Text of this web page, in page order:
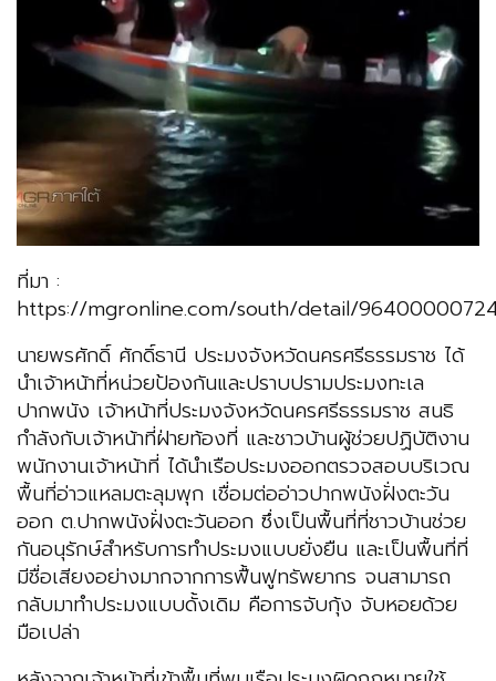
ที่มา :
https://mgronline.com/south/detail/
นายพรศักดิ์ ศักดิ์ธานี ประมงจังหวัดนครศรีธรรมราช ได้
นำเจ้าหน้าที่หน่วยป้องกันและปราบปรามประมงทะเล
ปากพนัง เจ้าหน้าที่ประมงจังหวัดนครศรีธรรมราช สนธิ
กำลังกับเจ้าหน้าที่ฝ่ายท้องที่ และชาวบ้านผู้ช่วยปฏิบัติงาน
พนักงานเจ้าหน้าที่ ได้นำเรือประมงออกตรวจสอบบริเวณ
พื้นที่อ่าวแหลมตะลุมพุก เชื่อมต่ออ่าวปากพนังฝั่งตะวัน
ออก ต.ปากพนังฝั่งตะวันออก ซึ่งเป็นพื้นที่ที่ชาวบ้านช่วย
กันอนุรักษ์สำหรับการทำประมงแบบยั่งยืน และเป็นพื้นที่ที่
มีชื่อเสียงอย่างมากจากการฟื้นฟูทรัพยากร จนสามารถ
กลับมาทำประมงแบบดั้งเดิม คือการจับกุ้ง จับหอยด้วย
มือเปล่า